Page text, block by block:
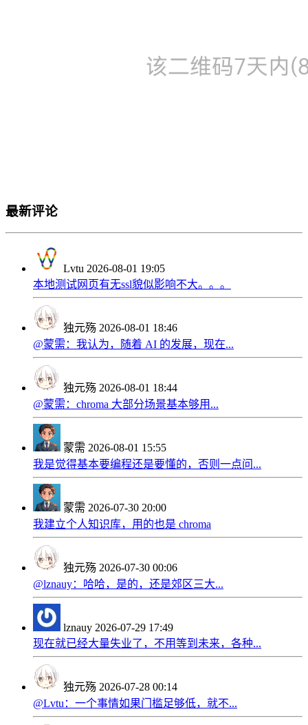
最新评论
Lvtu 2026-08-01 19:05
本地测试网页有无ssl貌似影响不大。。。
独元殇 2026-08-01 18:46
@蒙需：我认为，随着 AI 的发展，现在...
独元殇 2026-08-01 18:44
@蒙需：chroma 大部分场景基本够用...
蒙需 2026-08-01 15:55
我是觉得基本要编程还是要懂的，否则一点问...
蒙需 2026-07-30 20:00
我建立个人知识库，用的也是 chroma
独元殇 2026-07-30 00:06
@lznauy：哈哈，是的，还是郊区三大...
lznauy 2026-07-29 17:49
现在就已经大量失业了，不用等到未来，各种...
独元殇 2026-07-28 00:14
@Lvtu：一个事情如果门槛足够低，就不...